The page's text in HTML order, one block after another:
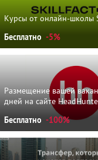
Курсы от онлайн-школы
Бесплатно -5%
Размещение вашей
дней на сайте
Бесплатно -100%